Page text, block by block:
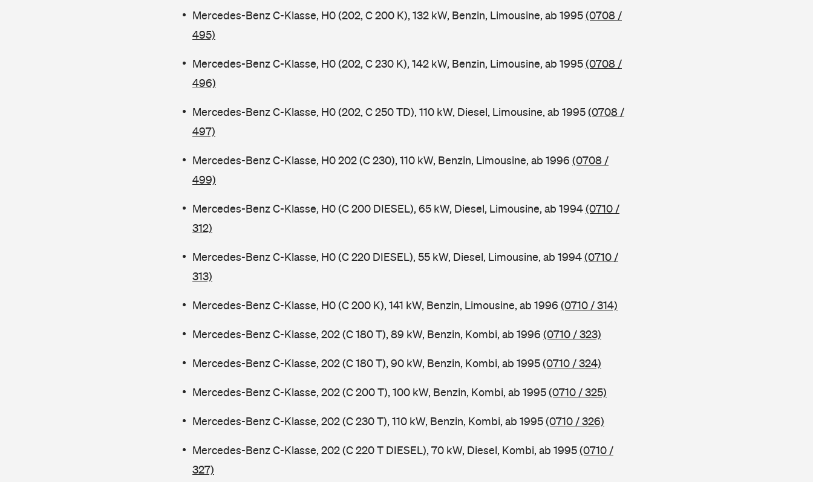
Mercedes-Benz C-Klasse, H0 (202, C 200 K), 132 kW, Benzin, Limousine, ab 1995(0708 /
495)
Mercedes-Benz C-Klasse, H0 (202, C 230 K), 142 kW, Benzin, Limousine, ab 1995(0708 /
496)
Mercedes-Benz C-Klasse, H0 (202, C 250 TD), 110 kW, Diesel, Limousine, ab 1995(0708 /
497)
Mercedes-Benz C-Klasse, H0 202 (C 230), 110 kW, Benzin, Limousine, ab 1996 (0708 /
499)
Mercedes-Benz C-Klasse, H0 (C 200 DIESEL), 65 kW, Diesel, Limousine, ab 1994(0710 /
312)
Mercedes-Benz C-Klasse, H0 (C 220 DIESEL), 55 kW, Diesel, Limousine, ab 1994(0710 /
313)
Mercedes-Benz C-Klasse, H0 (C 200 K), 141 kW, Benzin, Limousine, ab 1996 (0710 / 314)
Mercedes-Benz C-Klasse, 202 (C 180 T), 89 kW, Benzin, Kombi, ab 1996 (0710 / 323)
Mercedes-Benz C-Klasse, 202 (C 180 T), 90 kW, Benzin, Kombi, ab 1995(0710 / 324)
Mercedes-Benz C-Klasse, 202 (C 200 T), 100 kW, Benzin, Kombi, ab 1995(0710 / 325)
Mercedes-Benz C-Klasse, 202 (C 230 T), 110 kW, Benzin, Kombi, ab 1995(0710 / 326)
Mercedes-Benz C-Klasse, 202 (C 220 T DIESEL), 70 kW, Diesel, Kombi, ab 1995(0710 /
327)